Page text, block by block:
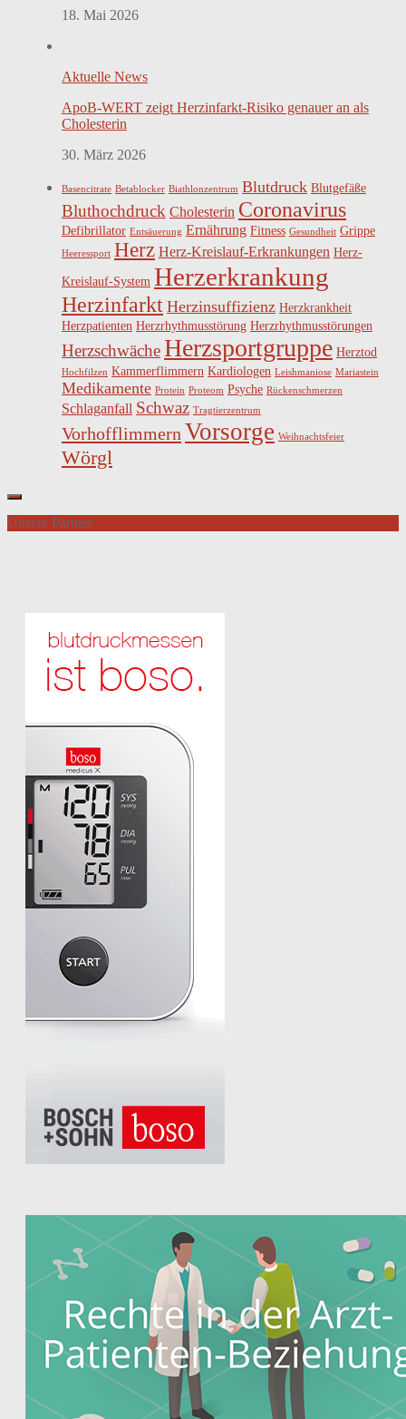
18. Mai 2026
Aktuelle News
ApoB-WERT zeigt Herzinfarkt-Risiko genauer an als
Cholesterin
30. März 2026
Basencitrate Betablocker Biathlonzentrum Blutdruck Blutgefäße
Bluthochdruck Cholesterin Coronavirus
Defibrillator Entsäuerung Ernährung Fitness Gesundheit Grippe
Heeressport Herz Herz-Kreislauf-Erkrankungen Herz-
Kreislauf-System Herzerkrankung
Herzinfarkt Herzinsuffizienz Herzkrankheit
Herzpatienten Herzrhythmusstörung Herzrhythmusstörungen
HerzschwächeHerzsportgruppe Herztod
Hochfilzen Kammerflimmern Kardiologen Leishmaniose Mariastein
Medikamente Protein Proteom Psyche Rückenschmerzen
Schlaganfall Schwaz Tragtierzentrum
Vorhofflimmern Vorsorge Weihnachtsfeier
Wörgl
Unsere Partner